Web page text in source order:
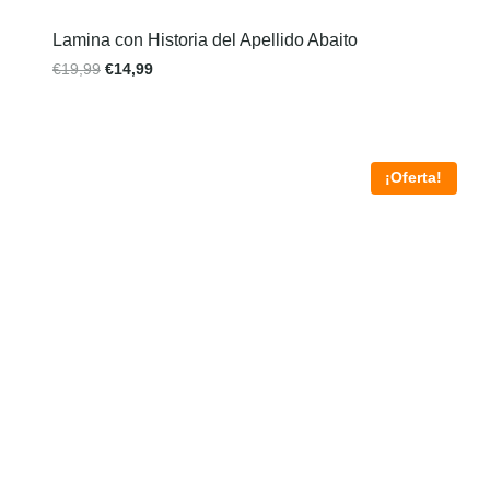
Lamina con Historia del Apellido Abaito
€19,99 €14,99
¡Oferta!